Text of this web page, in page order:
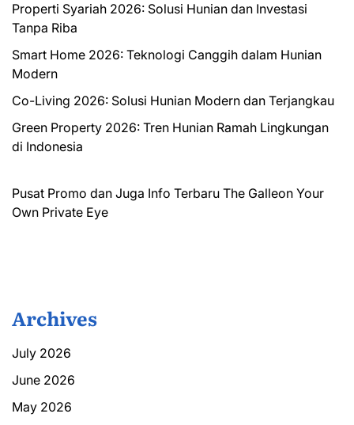
Properti Syariah 2026: Solusi Hunian dan Investasi
Tanpa Riba
Smart Home 2026: Teknologi Canggih dalam Hunian
Modern
Co-Living 2026: Solusi Hunian Modern dan Terjangkau
Green Property 2026: Tren Hunian Ramah Lingkungan
di Indonesia
Pusat Promo dan Juga Info Terbaru The Galleon Your
Own Private Eye
Archives
July 2026
June 2026
May 2026